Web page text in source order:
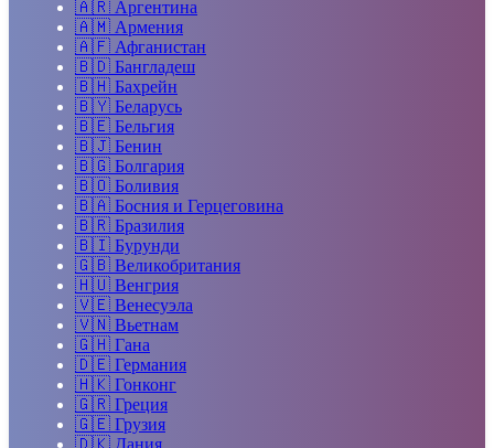
🇦🇷 Аргентина
🇦🇲 Армения
🇦🇫 Афганистан
🇧🇩 Бангладеш
🇧🇭 Бахрейн
🇧🇾 Беларусь
🇧🇪 Бельгия
🇧🇯 Бенин
🇧🇬 Болгария
🇧🇴 Боливия
🇧🇦 Босния и Герцеговина
🇧🇷 Бразилия
🇧🇮 Бурунди
🇬🇧 Великобритания
🇭🇺 Венгрия
🇻🇪 Венесуэла
🇻🇳 Вьетнам
🇬🇭 Гана
🇩🇪 Германия
🇭🇰 Гонконг
🇬🇷 Греция
🇬🇪 Грузия
🇩🇰 Дания